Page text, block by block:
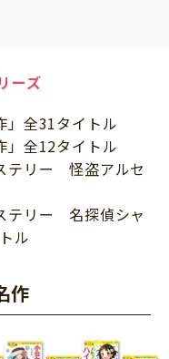
ーズ
」全31タイトル
」全12タイトル
テリー 怪盗アルセ
テリー 名探偵シャ
ル
作